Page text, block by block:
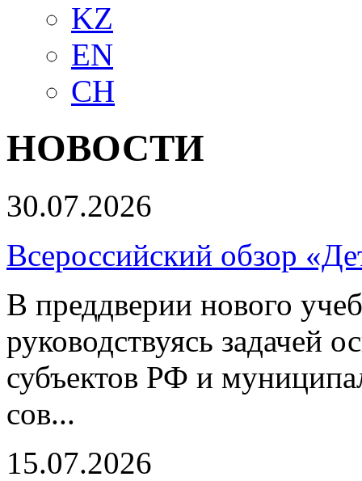
KZ
EN
CH
НОВОСТИ
30.07.2026
Всероссийский обзор
В преддверии нового
руководствуясь задачей
субъектов РФ и
сов...
15.07.2026